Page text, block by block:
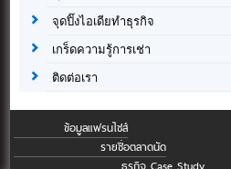
จุดปิ๊งไอเดียทำธุรกิจ
เกร็ดความรู้การเช่า
ติดต่อเรา
ข้อมูลแฟรนไชส์
รายชื่อตลาดนัด